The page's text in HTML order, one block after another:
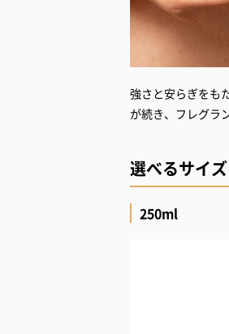
強さと安らぎをも
が続き、フレグラ
選べるサイ
250ml